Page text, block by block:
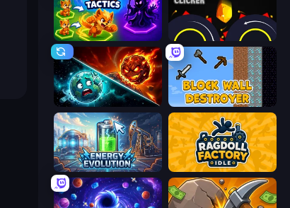
Merge Team Tactics Crusher Clicker
PlanetCrush 2 Block Wall Destroyer
Energy Evolution Ragdoll Factory Idle